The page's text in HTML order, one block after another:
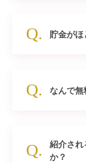
Q. 貯金がほ
Q. なんで無
Q.
紹介され
か？